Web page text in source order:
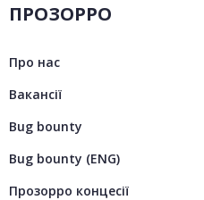
ПРОЗОРРО
Про нас
Вакансії
Bug bounty
Bug bounty (ENG)
Прозорро концесії